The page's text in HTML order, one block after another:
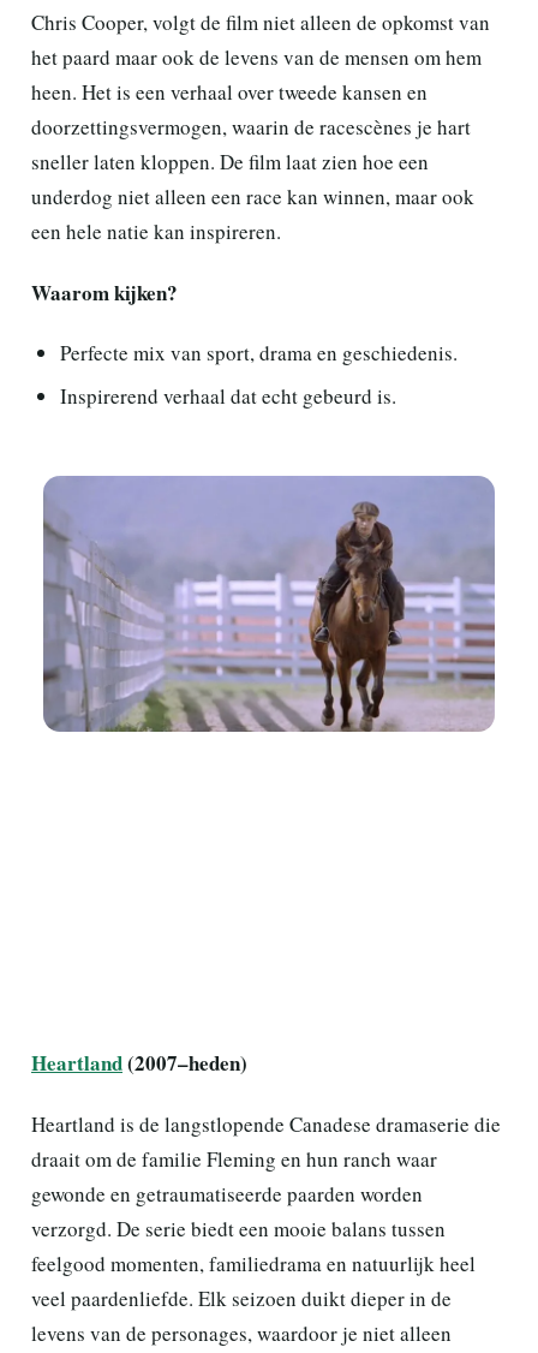
Chris Cooper, volgt de film niet alleen de opkomst van
het paard maar ook de levens van de mensen om hem
heen. Het is een verhaal over tweede kansen en
doorzettingsvermogen, waarin de racescènes je hart
sneller laten kloppen. De film laat zien hoe een
underdog niet alleen een race kan winnen, maar ook
een hele natie kan inspireren.
Waarom kijken?
Perfecte mix van sport, drama en geschiedenis.
Inspirerend verhaal dat echt gebeurd is.
Heartland(2007–heden)
Heartland is de langstlopende Canadese dramaserie die
draait om de familie Fleming en hun ranch waar
gewonde en getraumatiseerde paarden worden
verzorgd. De serie biedt een mooie balans tussen
feelgood momenten, familiedrama en natuurlijk heel
veel paardenliefde. Elk seizoen duikt dieper in de
levens van de personages, waardoor je niet alleen